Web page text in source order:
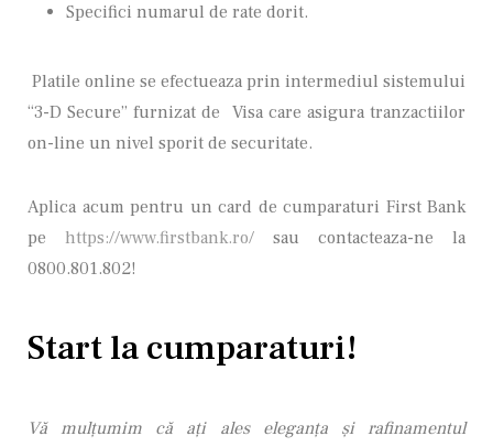
Specifici numarul de rate dorit.
Platile online se efectueaza prin intermediul sistemului
“3-D Secure” furnizat de Visa care asigura tranzactiilor
on-line un nivel sporit de securitate.
Aplica acum pentru un card de cumparaturi First Bank
pe https://www.firstbank.ro/ sau contacteaza-ne la
0800.801.802!
Start la cumparaturi!
Vă mulţumim că aţi ales eleganţa şi rafinamentul